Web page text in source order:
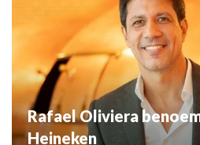
Rafael Oliviera
Heineken